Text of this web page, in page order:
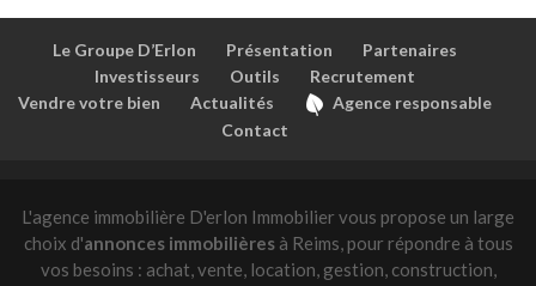
Le Groupe D’Erlon Présentation
Partenaires
Investisseurs
Outils
Recrutement
Vendre votre bien
Actualités
Agence responsable
Contact
L'agence immobilière D'erlon Immobilier vous propose un large
choix d'annonces immobilièresà Reims, pour répondre à tous
vos besoins : achat, vente, location, gestion, construction,